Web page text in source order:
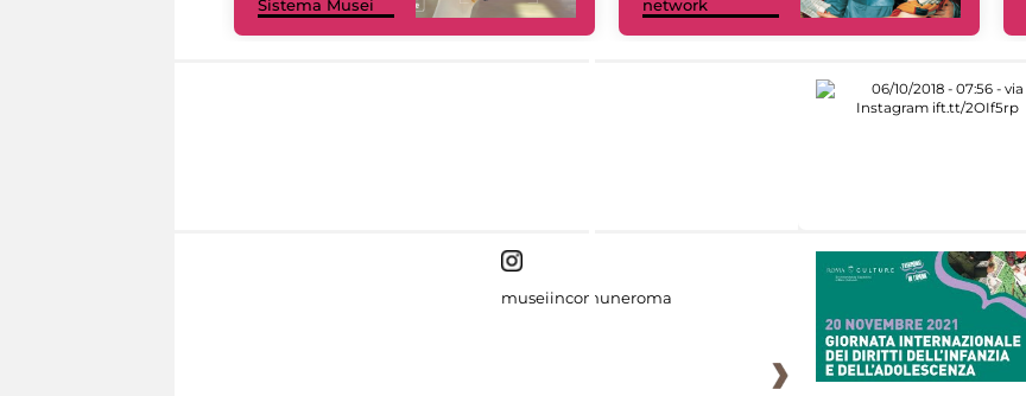
Sistema Musei
network
museiincomuneroma